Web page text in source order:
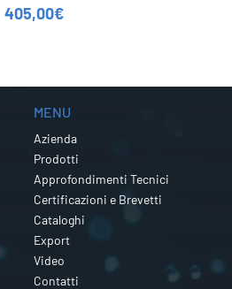
405,00€
MENU
Azienda
Prodotti
Approfondimenti Tecnici
Certificazioni e Brevetti
Cataloghi
Export
Video
Contatti